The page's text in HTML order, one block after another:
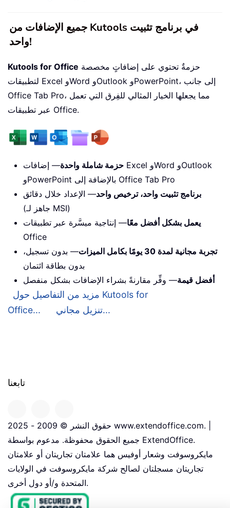
جميع الإضافات من Kutools في برنامج تثبيت
واحد!
Kutools for Office
لتطبيقات Excel وWord وOutlook وPowerPoint، إلى جانب
Office Tab Pro، مما يجعلها الخيار المثالي للفِرق التي تعمل
عبر تطبيقات Office.
حزمة شاملة واحدة— إضافات Excel وWord وOutlook
وPowerPoint بالإضافة إلى Office Tab Pro
برنامج تثبيت واحد، ترخيص واحد— الإعداد خلال دقائق
(جاهز لـ MSI)
يعمل بشكل أفضل معًا— إنتاجية ميسَّرة عبر تطبيقات
Office
تجربة مجانية لمدة 30 يومًا بكامل الميزات
— بدون تسجيل،
بدون بطاقة ائتمان
أفضل قيمة— وفِّر مقارنةً بشراء الإضافات بشكل منفصل
مزيد من التفاصيل حول Kutools for
Office...
تنزيل مجاني...
تابعنا
حقوق النشر © 2009 - 2025 www.extendoffice.com. |
جميع الحقوق محفوظة. مدعوم بواسطة ExtendOffice.
مايكروسوفت وشعار أوفيس هما علامتان تجاريتان أو علامتان
تجاريتان مسجلتان لصالح شركة مايكروسوفت في الولايات
المتحدة و/أو دول أخرى.